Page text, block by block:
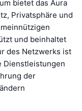
bietet das Aura
Privatsphäre und
und beinhaltet
des Netzwerks ist
Dienstleistungen
der